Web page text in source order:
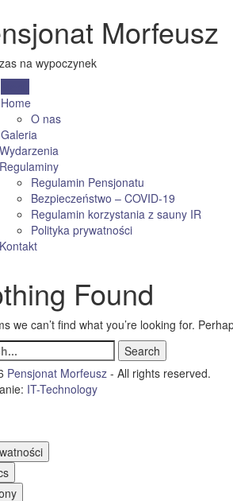
Morfeusz
na wypoczynek
Home
O nas
Galeria
Wydarzenia
Regulaminy
Regulamin Pensjonatu
Bezpieczeństwo – COVID-19
Regulamin korzystania z sauny IR
Polityka prywatności
Kontakt
Found
we can’t find what you’re looking for.
Pensjonat Morfeusz - All rights reserved.
IT-Technology